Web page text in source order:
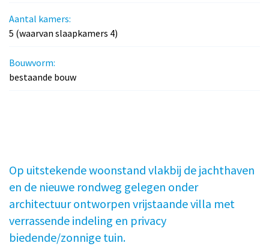
Aantal kamers:
5 (waarvan slaapkamers 4)
Bouwvorm:
bestaande bouw
Op uitstekende woonstand vlakbij de jachthaven
en de nieuwe rondweg gelegen onder
architectuur ontworpen vrijstaande villa met
verrassende indeling en privacy
biedende/zonnige tuin.